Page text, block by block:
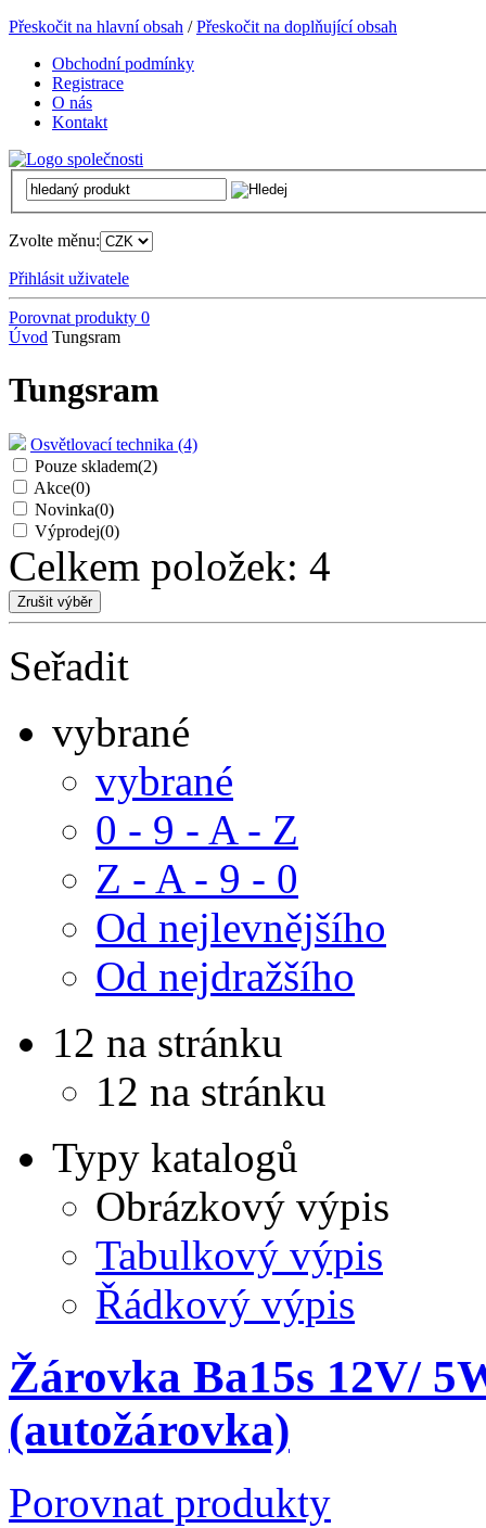
Přeskočit na hlavní obsah /Přeskočit na doplňující obsah
Obchodní podmínky
Registrace
O nás
Kontakt
Zvolte měnu:
Přihlásit uživatele
Porovnat produkty 0
Úvod Tungsram
Tungsram
Osvětlovací technika (4)
Pouze skladem(2)
Akce(0)
Novinka(0)
Výprodej(0)
Celkem položek: 4
Seřadit
vybrané
vybrané
0 - 9 - A - Z
Z - A - 9 - 0
Od nejlevnějšího
Od nejdražšího
12 na stránku
12 na stránku
Typy katalogů
Obrázkový výpis
Tabulkový výpis
Řádkový výpis
Žárovka Ba15s 12V/
(autožárovka)
Porovnat produkty